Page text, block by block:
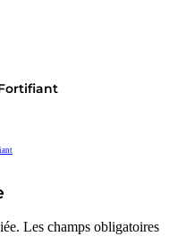
Les champs obligatoires